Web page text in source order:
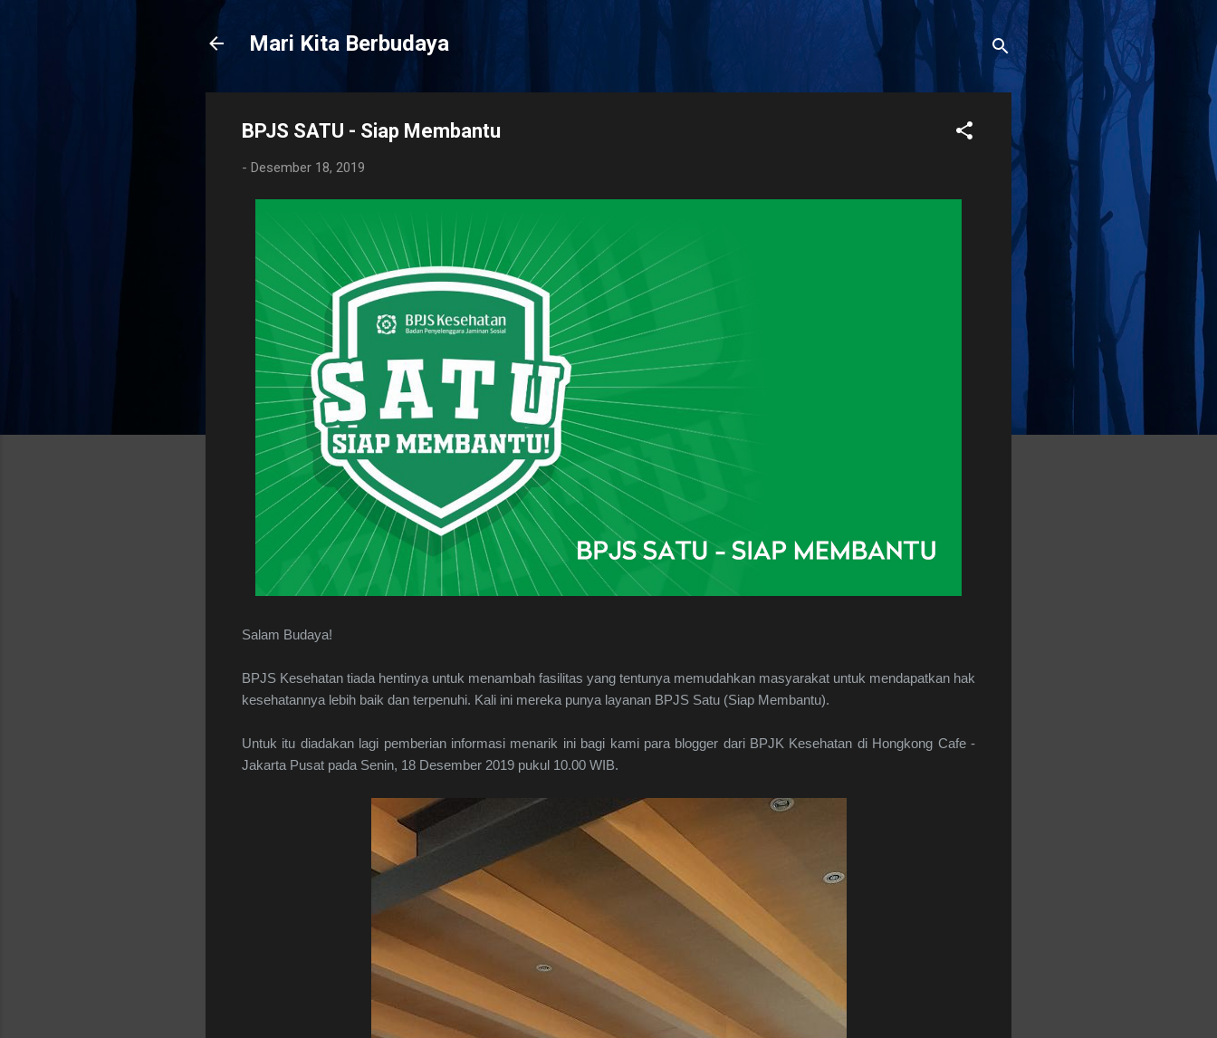
Mari Kita Berbudaya
BPJS SATU - Siap Membantu
- Desember 18, 2019
Salam Budaya!
BPJS Kesehatan tiada hentinya untuk menambah fasilitas yang tentunya memudahkan masyarakat untuk mendapatkan hak
kesehatannya lebih baik dan terpenuhi. Kali ini mereka punya layanan BPJS Satu (Siap Membantu).
Untuk itu diadakan lagi pemberian informasi menarik ini bagi kami para blogger dari BPJK Kesehatan di Hongkong Cafe -
Jakarta Pusat pada Senin, 18 Desember 2019 pukul 10.00 WIB.